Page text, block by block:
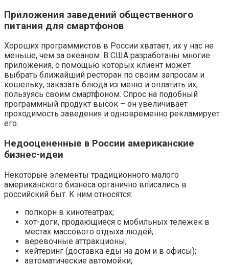
Приложения заведений общественного
питания для смартфонов
Хороших программистов в России хватает, их у нас не
меньше, чем за океаном. В США разработаны многие
приложения, с помощью которых клиент может
выбрать ближайший ресторан по своим запросам и
кошельку, заказать блюда из меню и оплатить их,
пользуясь своим смартфоном. Спрос на подобный
программный продукт высок – он увеличивает
проходимость заведения и одновременно рекламирует
его.
Недооцененные в России американские
бизнес-идеи
Некоторые элементы традиционного малого
американского бизнеса органично вписались в
российский быт. К ним относятся:
попкорн в кинотеатрах;
хот-доги, продающиеся с мобильных тележек в
местах массового отдыха людей;
веревочные аттракционы;
кейтеринг (доставка еды на дом и в офисы);
автоматические автомойки;